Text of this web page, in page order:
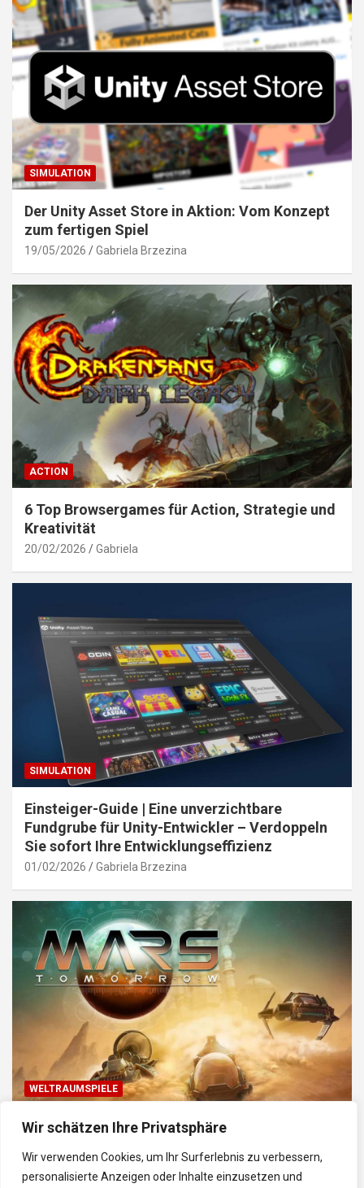
Wir schätzen Ihre Privatsphäre
Wir verwenden Cookies, um Ihr Surferlebnis zu verbessern,
personalisierte Anzeigen oder Inhalte einzusetzen und
SIMULATION
Der Unity Asset Store in Aktion: Vom Konzept
zum fertigen Spiel
19/05/2026 Gabriela Brzezina
ACTION
6 Top Browsergames für Action, Strategie und
Kreativität
20/02/2026 Gabriela
SIMULATION
Einsteiger-Guide | Eine unverzichtbare
Fundgrube für Unity-Entwickler – Verdoppeln
Sie sofort Ihre Entwicklungseffizienz
01/02/2026 Gabriela Brzezina
WELTRAUMSPIELE
Top Weltraum-Browser-Spiele: Erkunde, baue